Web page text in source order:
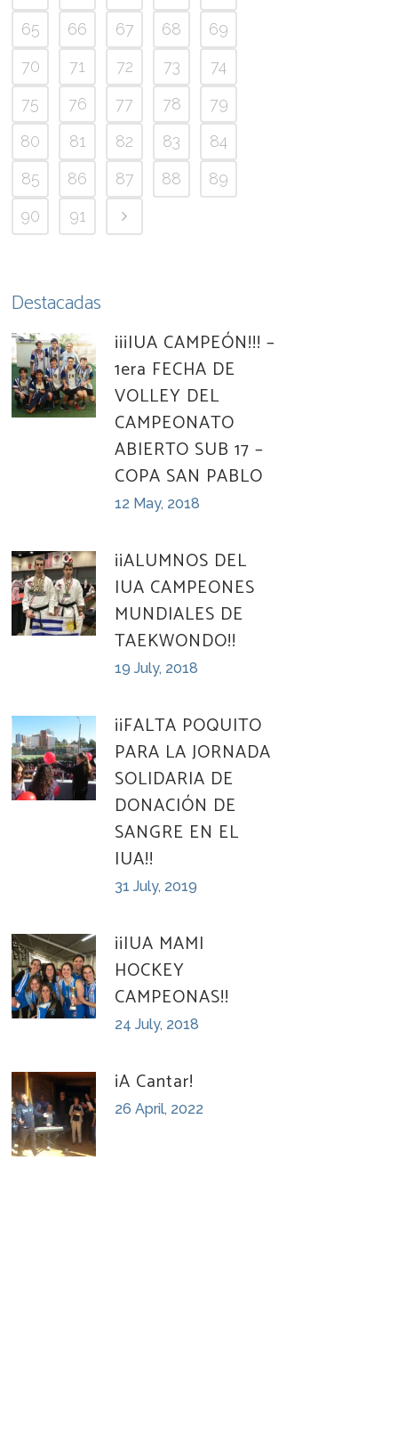
65
66 67 68
69
70
71 72 73
74
75
76 77 78
79
80
81 82 83
84
85
86 87 88
89
90
91
Destacadas
¡¡¡IUA CAMPEÓN!!! –
1era FECHA DE
VOLLEY DEL
CAMPEONATO
ABIERTO SUB 17 –
COPA SAN PABLO
12 May, 2018
¡¡ALUMNOS DEL
IUA CAMPEONES
MUNDIALES DE
TAEKWONDO!!
19 July, 2018
¡¡FALTA POQUITO
PARA LA JORNADA
SOLIDARIA DE
DONACIÓN DE
SANGRE EN EL
IUA!!
31 July, 2019
¡¡IUA MAMI
HOCKEY
CAMPEONAS!!
24 July, 2018
¡A Cantar!
26 April, 2022